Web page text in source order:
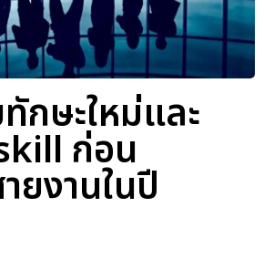
กษะใหม่และ
ก่อน
ยงานในปี